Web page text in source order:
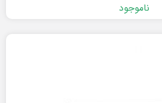
ناموجود